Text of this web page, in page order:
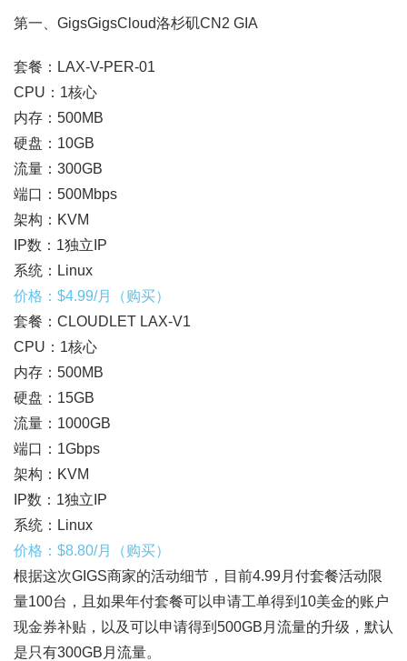
第一、GigsGigsCloud洛杉矶CN2 GIA
套餐：LAX-V-PER-01
CPU：1核心
内存：500MB
硬盘：10GB
流量：300GB
端口：500Mbps
架构：KVM
IP数：1独立IP
系统：Linux
价格：$4.99/月（购买）
套餐：CLOUDLET LAX-V1
CPU：1核心
内存：500MB
硬盘：15GB
流量：1000GB
端口：1Gbps
架构：KVM
IP数：1独立IP
系统：Linux
价格：$8.80/月（购买）
根据这次GIGS商家的活动细节，目前4.99月付套餐活动限
量100台，且如果年付套餐可以申请工单得到10美金的账户
现金券补贴，以及可以申请得到500GB月流量的升级，默认
是只有300GB月流量。